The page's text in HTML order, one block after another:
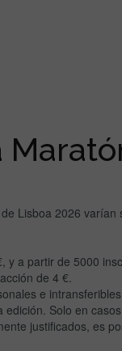
Lisboa 2026 varían
y a partir de 5000
de 4 €.
e
Solo en
justificados, es